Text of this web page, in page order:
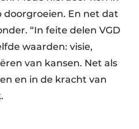
doorgroeien. En net dat
“In feite delen VGD
waarden: visie,
van kansen. Net als
en in de kracht van